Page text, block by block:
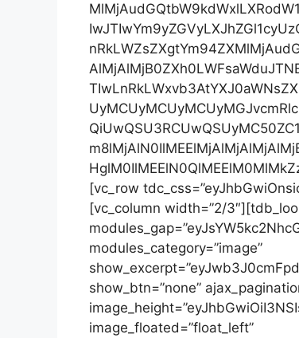
[vc_row
[vc_column width=”2/
modules_category=”image”
show_btn=”none”
image_floated=”float_left”